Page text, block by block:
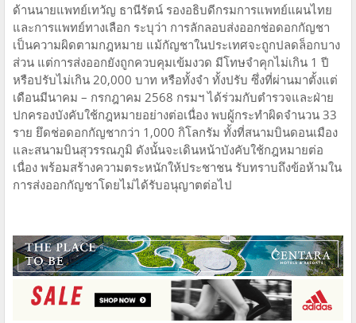
ด้านนายแพทย์เทวัญ ธานีรัตน์ รองอธิบดีกรมการแพทย์แผนไทย
และการแพทย์ทางเลือก ระบุว่า การลักลอบส่งออกช่อดอกกัญชา
เป็นความผิดตามกฎหมาย แม้กัญชาในประเทศจะถูกปลดล็อกบาง
ส่วน แต่การส่งออกยังถูกควบคุมเข้มงวด มีโทษจำคุกไม่เกิน 1 ปี
หรือปรับไม่เกิน 20,000 บาท หรือทั้งจำ ทั้งปรับ ซึ่งที่ผ่านมาตั้งแต่
เดือนมีนาคม – กรกฎาคม 2568 กรมฯ ได้ร่วมกับตำรวจและฝ่าย
ปกครองบังคับใช้กฎหมายอย่างต่อเนื่อง พบผู้กระทำผิดจำนวน 33
ราย ยึดช่อดอกกัญชากว่า 1,000 กิโลกรัม ทั้งที่สนามบินดอนเมือง
และสนามบินสุวรรณภูมิ ดังนั้นจะเดินหน้าบังคับใช้กฎหมายต่อ
เนื่อง พร้อมสร้างความตระหนักให้ประชาชน รับทราบถึงข้อห้ามใน
การส่งออกกัญชาโดยไม่ได้รับอนุญาตต่อไป